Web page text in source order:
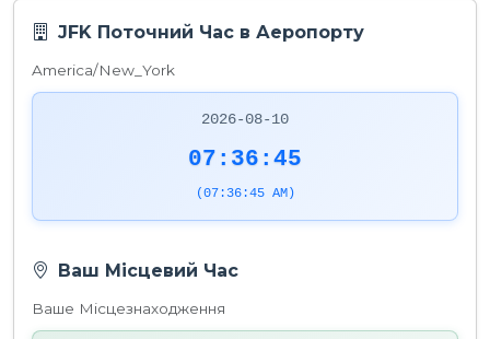
JFK Поточний Час в Аеропорту
America/New_York
2026-08-10
07:36:45
(07:36:45 AM)
Ваш Місцевий Час
Ваше Місцезнаходження